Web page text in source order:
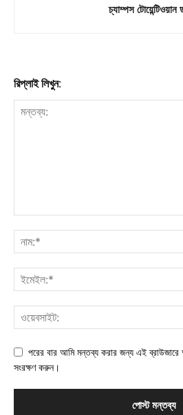
চ্যাম্পস
রিপ্লাই লিখুন:
পরের বার আমি মন্তব্য করার জন্য এই
সংরক্ষণ করুন।